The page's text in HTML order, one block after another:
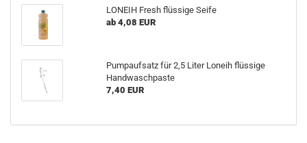
LONEIH Fresh flüssige Seife
ab 4,08 EUR
Pumpaufsatz für 2,5 Liter Loneih flüssige
Handwaschpaste
7,40 EUR